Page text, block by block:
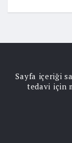
Sayfa içeriği
tedavi için